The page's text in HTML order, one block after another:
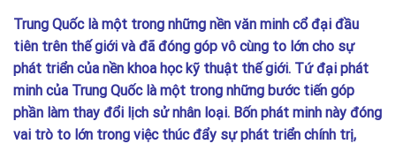
Trung Quốc là một trong những nền văn minh cổ đại đầu
tiên trên thế giới và đã đóng góp vô cùng to lớn cho sự
phát triển của nền khoa học kỹ thuật thế giới. Tứ đại phát
minh của Trung Quốc là một trong những bước tiến góp
phần làm thay đổi lịch sử nhân loại. Bốn phát minh này đóng
vai trò to lớn trong việc thúc đẩy sự phát triển chính trị,